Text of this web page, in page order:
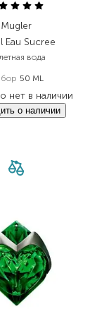
Mugler
Eau Sucree
вода
50 ML
нет в наличии
о наличии